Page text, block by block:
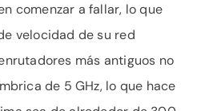
comenzar a fallar, lo que
velocidad de su red
más antiguos no
de 5 GHz, lo que hace